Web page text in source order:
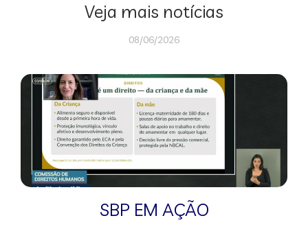
Veja mais notícias
08/06/2026
SBP EM AÇÃO